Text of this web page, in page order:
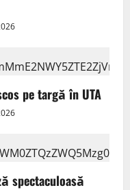
pe targă în UTA
spectaculoasă